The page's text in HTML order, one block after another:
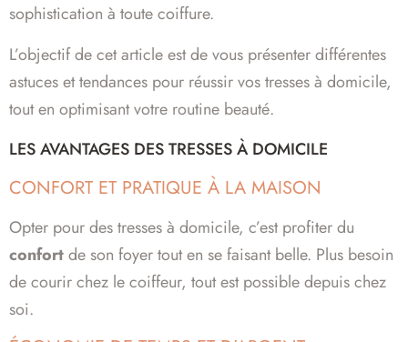
sophistication à toute coiffure.
L’objectif de cet article est de vous présenter différentes
astuces et tendances pour réussir vos tresses à domicile,
tout en optimisant votre routine beauté.
LES AVANTAGES DES TRESSES À DOMICILE
CONFORT ET PRATIQUE À LA MAISON
Opter pour des tresses à domicile, c’est profiter du
confortde son foyer tout en se faisant belle. Plus besoin
de courir chez le coiffeur, tout est possible depuis chez
soi.